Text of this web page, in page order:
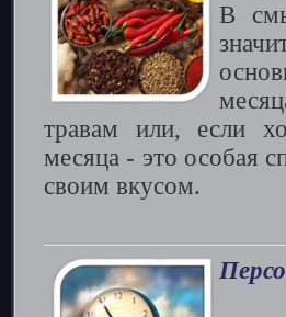
В
травам или, если
месяца - это особая
своим вкусом.